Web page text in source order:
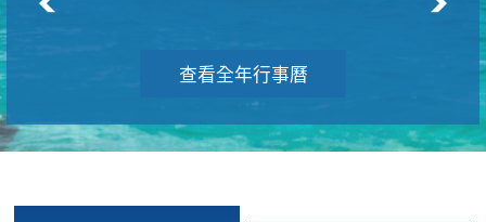
查看全年行事曆